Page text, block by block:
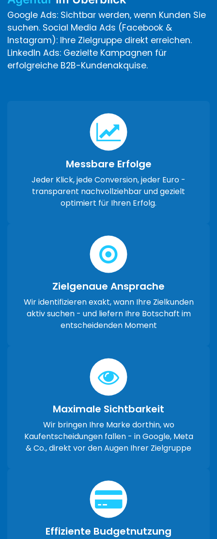
Google Ads: Sichtbar werden, wenn Kunden Sie
suchen. Social Media Ads (Facebook &
Instagram): Ihre Zielgruppe direkt erreichen.
LinkedIn Ads: Gezielte Kampagnen für
erfolgreiche B2B-Kundenakquise.
Messbare Erfolge
Jeder Klick, jede Conversion, jeder Euro -
transparent nachvollziehbar und gezielt
optimiert für Ihren Erfolg.
Zielgenaue Ansprache
Wir identifizieren exakt, wann Ihre Zielkunden
aktiv suchen - und liefern Ihre Botschaft im
entscheidenden Moment
Maximale Sichtbarkeit
Wir bringen Ihre Marke dorthin, wo
Kaufentscheidungen fallen - in Google, Meta
& Co., direkt vor den Augen Ihrer Zielgruppe
Effiziente Budgetnutzung